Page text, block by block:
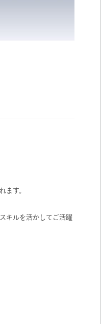
ます。
キルを活かしてご活躍